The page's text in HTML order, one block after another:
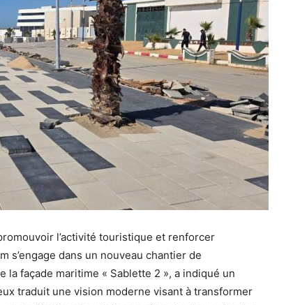
l’activité touristique et renforcer
s’engage dans un nouveau chantier de
la façade maritime « Sablette 2 », a indiqué un
traduit une vision moderne visant à transformer